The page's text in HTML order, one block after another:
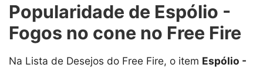
Popularidade de Espólio -
Fogos no cone no Free Fire
Na Lista de Desejos do Free Fire, o item Espólio -